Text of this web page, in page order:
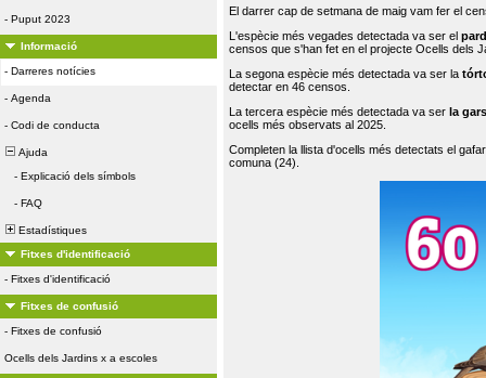
- Puput 2023
Informació
- Darreres notícies
- Agenda
- Codi de conducta
Ajuda
- Explicació dels símbols
- FAQ
Estadístiques
Fitxes d'identificació
- Fitxes d'identificació
Fitxes de confusió
- Fitxes de confusió
Ocells dels Jardins x a escoles
El darrer cap de setmana de maig vam fer el
L'espècie més vegades detectada va ser el
censos que s'han fet en el projecte Ocells dels
La segona espècie més detectada va ser la
detectar en 46 censos.
La tercera espècie més detectada va ser la
ocells més observats al 2025.
Completen la llista d'ocells més detectats el
comuna (24).